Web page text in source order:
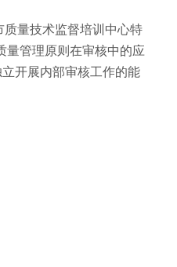
量技术监督培训中心特
量管理原则在审核中的应
开展内部审核工作的能